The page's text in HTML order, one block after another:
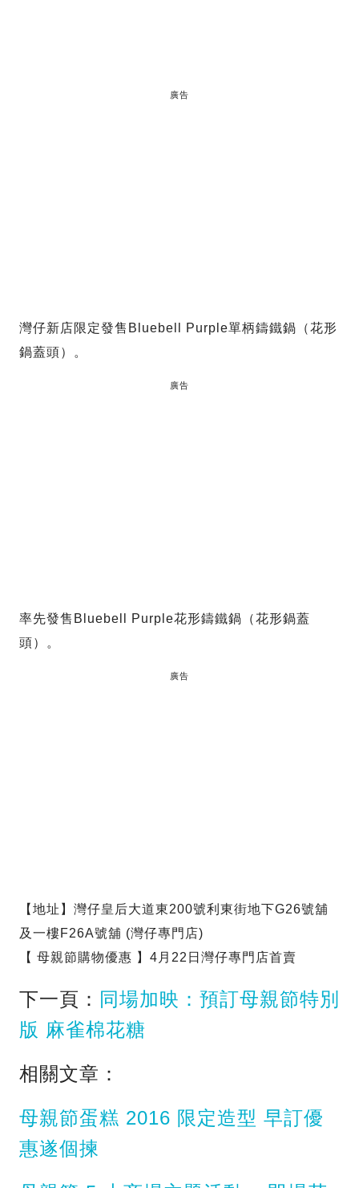
廣告
灣仔新店限定發售Bluebell Purple單柄鑄鐵鍋（花形
鍋蓋頭）。
廣告
率先發售Bluebell Purple花形鑄鐵鍋（花形鍋蓋
頭）。
廣告
【地址】灣仔皇后大道東200號利東街地下G26號舖
及一樓F26A號舖 (灣仔專門店)
【 母親節購物優惠 】4月22日灣仔專門店首賣
下一頁： 同場加映：預訂母親節特別
版 麻雀棉花糖
相關文章：
母親節蛋糕 2016 限定造型 早訂優
惠遂個揀